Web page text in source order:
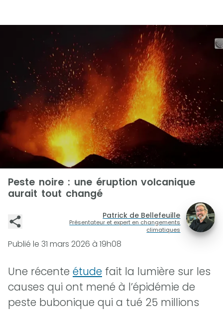
Peste noire : une éruption volcanique
aurait tout changé
Patrick de Bellefeuille
Présentateur et expert en changements
climatiques
Publié le 31 mars 2026 à 19h08
Une récente étude fait la lumière sur les
causes qui ont mené à l’épidémie de
peste bubonique qui a tué 25 millions